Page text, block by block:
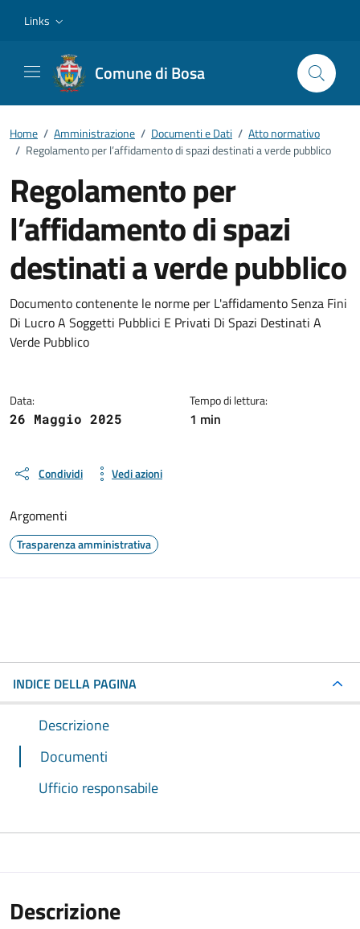
Links
Comune di Bosa
Home / Amministrazione / Documenti e Dati / Atto normativo
/ Regolamento per l’affidamento di spazi destinati a verde pubblico
Regolamento per
l’affidamento di spazi
destinati a verde pubblico
Dettagli del documento
Documento contenente le norme per L'affidamento Senza Fini
Di Lucro A Soggetti Pubblici E Privati Di Spazi Destinati A
Verde Pubblico
Data:
26 Maggio 2025
Tempo di lettura:
1 min
Condividi Vedi azioni
Argomenti
Trasparenza amministrativa
INDICE DELLA PAGINA
Descrizione
Documenti
Ufficio responsabile
Descrizione